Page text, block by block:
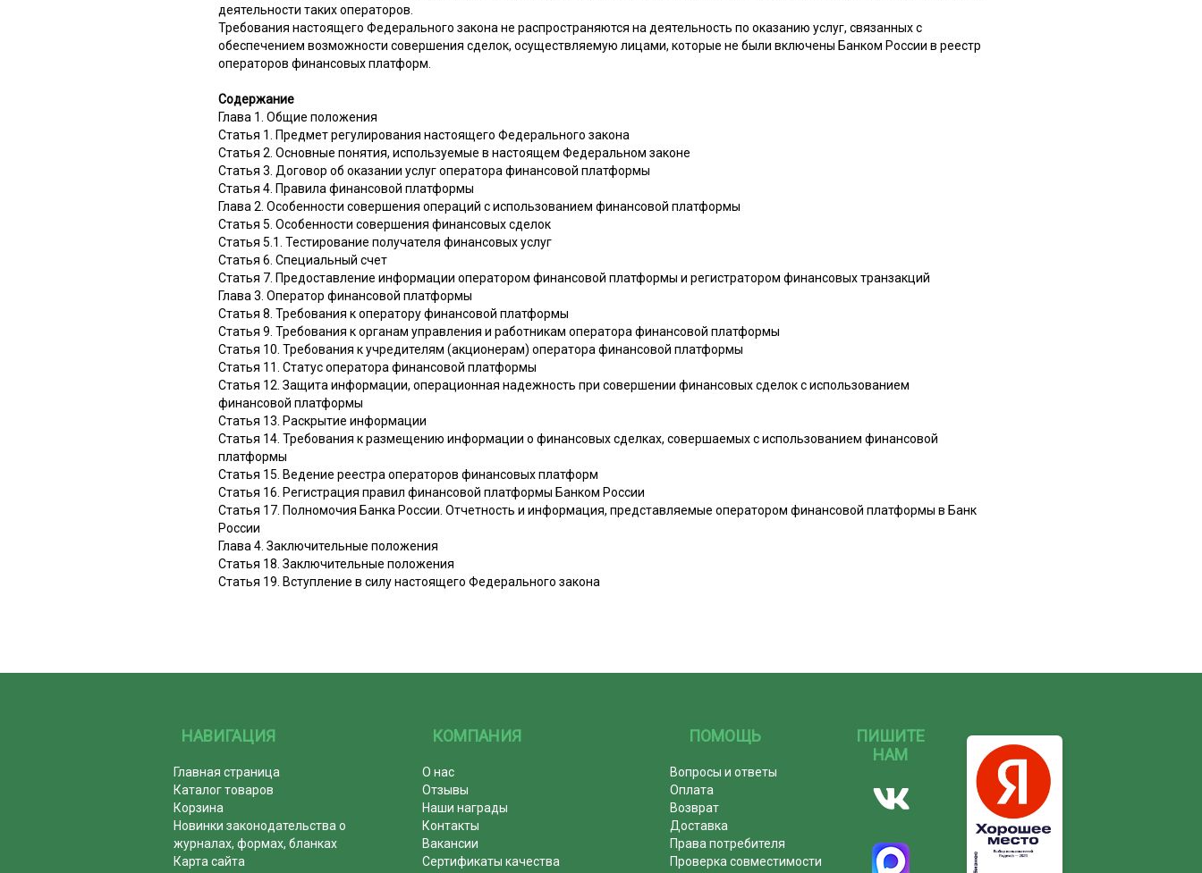
деятельности таких операторов.
Требования настоящего Федерального закона не распространяются на деятельность по оказанию услуг, связанных с
обеспечением возможности совершения сделок, осуществляемую лицами, которые не были включены Банком России в реестр
операторов финансовых платформ.
Содержание
Глава 1. Общие положения
Статья 1. Предмет регулирования настоящего Федерального закона
Статья 2. Основные понятия, используемые в настоящем Федеральном законе
Статья 3. Договор об оказании услуг оператора финансовой платформы
Статья 4. Правила финансовой платформы
Глава 2. Особенности совершения операций с использованием финансовой платформы
Статья 5. Особенности совершения финансовых сделок
Статья 5.1. Тестирование получателя финансовых услуг
Статья 6. Специальный счет
Статья 7. Предоставление информации оператором финансовой платформы и регистратором финансовых транзакций
Глава 3. Оператор финансовой платформы
Статья 8. Требования к оператору финансовой платформы
Статья 9. Требования к органам управления и работникам оператора финансовой платформы
Статья 10. Требования к учредителям (акционерам) оператора финансовой платформы
Статья 11. Статус оператора финансовой платформы
Статья 12. Защита информации, операционная надежность при совершении финансовых сделок с использованием
финансовой платформы
Статья 13. Раскрытие информации
Статья 14. Требования к размещению информации о финансовых сделках, совершаемых с использованием финансовой
платформы
Статья 15. Ведение реестра операторов финансовых платформ
Статья 16. Регистрация правил финансовой платформы Банком России
Статья 17. Полномочия Банка России. Отчетность и информация, представляемые оператором финансовой платформы в Банк
России
Глава 4. Заключительные положения
Статья 18. Заключительные положения
Статья 19. Вступление в силу настоящего Федерального закона
НАВИГАЦИЯ
Главная страница
Каталог товаров
Корзина
Новинки законодательства о
журналах, формах, бланках
Карта сайта
КОМПАНИЯ
О нас
Отзывы
Наши награды
Контакты
Вакансии
Сертификаты качества
ПОМОЩЬ
Вопросы и ответы
Оплата
Возврат
Доставка
Права потребителя
Проверка совместимости
ПИШИТЕ
НАМ